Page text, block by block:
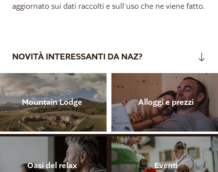
aggiornato sui dati raccolti e sull’uso che ne viene fatto.
NOVITÀ INTERESSANTI DA NAZ?
Mountain Lodge Alloggi e prezzi
Oasi del relax Eventi